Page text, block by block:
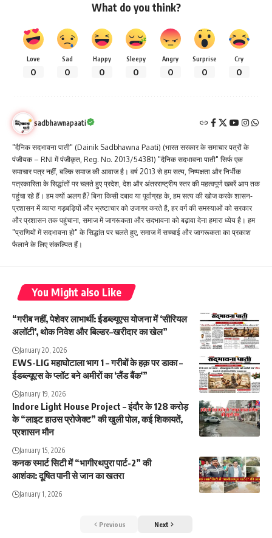
What do you think?
Love
0
Sad
0
Happy
0
Sleepy
0
Angry
0
Surprise
0
Cry
0
sadbhawnapaati
"दैनिक सदभावना पाती" (Dainik Sadbhawna Paati) (भारत सरकार के समाचार पत्रों के
पंजीयक – RNI में पंजीकृत, Reg. No. 2013/54381) "दैनिक सदभावना पाती" सिर्फ एक
समाचार पत्र नहीं, बल्कि समाज की आवाज है। वर्ष 2013 से हम सत्य, निष्पक्षता और निर्भीक
पत्रकारिता के सिद्धांतों पर चलते हुए प्रदेश, देश और अंतरराष्ट्रीय स्तर की महत्वपूर्ण खबरें आप तक
पहुंचा रहे हैं। हम क्यों अलग हैं? बिना किसी दबाव या पूर्वाग्रह के, हम सत्य की खोज करके शासन-
प्रशासन में व्याप्त गड़बड़ियों और भ्रष्टाचार को उजागर करते है, हर वर्ग की समस्याओं को सरकार
और प्रशासन तक पहुंचाना, समाज में जागरूकता और सदभावना को बढ़ावा देना हमारा ध्येय है। हम
"प्राणियों में सदभावना हो" के सिद्धांत पर चलते हुए, समाज में सच्चाई और जागरूकता का प्रकाश
फैलाने के लिए संकल्पित हैं।
You Might also Like
“गरीब नहीं, पेशेवर लाभार्थी: ईडब्ल्यूएस योजना में ‘सीरियल
अलॉटी’, थोक निवेश और बिल्डर–खरीदार का खेल”
January 20, 2026
EWS-LIG महाघोटाला भाग 1 – गरीबों के हक़ पर डाका –
ईडब्ल्यूएस के प्लॉट बने अमीरों का ‘लैंड बैंक'”
January 19, 2026
Indore Light House Project – इंदौर के 128 करोड़
के “लाइट हाउस प्रोजेक्ट” की खुली पोल, कई शिकायतें,
प्रशासन मौन
January 15, 2026
कनक स्मार्ट सिटी में “भागीरथपुरा पार्ट-2” की
आशंका: दूषित पानी से जान का खतरा
January 1, 2026
Previous Next